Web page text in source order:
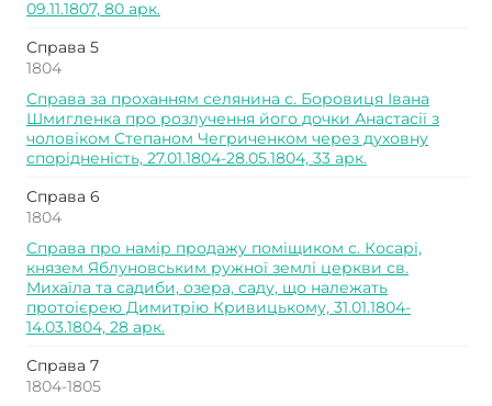
09.11.1807, 80 арк.
Справа 5
1804
Справа за проханням селянина с. Боровиця Івана
Шмигленка про розлучення його дочки Анастасії з
чоловіком Степаном Чегриченком через духовну
спорідненість, 27.01.1804-28.05.1804, 33 арк.
Справа 6
1804
Справа про намір продажу поміщиком с. Косарі,
князем Яблуновським ружної землі церкви св.
Михаїла та садиби, озера, саду, що належать
протоієрею Димитрію Кривицькому, 31.01.1804-
14.03.1804, 28 арк.
Справа 7
1804-1805